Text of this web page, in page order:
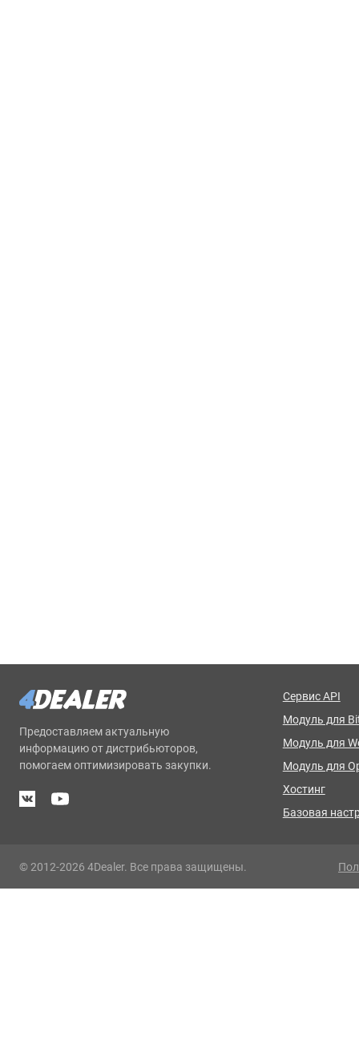
Предоставляем актуальную
информацию от дистрибьюторов,
помогаем оптимизировать закупки.
Сервис API
Модуль для
Модуль для
Модуль для
Хостинг
Базовая
© 2012-2026 4Dealer. Все права защищены.